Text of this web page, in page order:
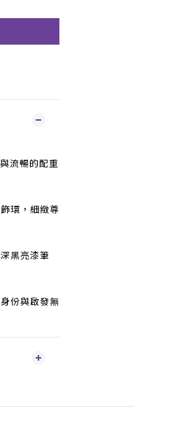
流暢的配重
環，細緻尊
黑亮漆筆
份與啟發無